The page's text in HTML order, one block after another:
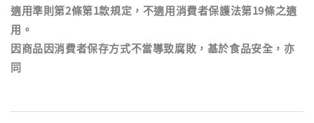
適用準則第2條第1款規定，不適用消費者保護法第19條之適
用。
因商品因消費者保存方式不當導致腐敗，基於食品安全，亦
同